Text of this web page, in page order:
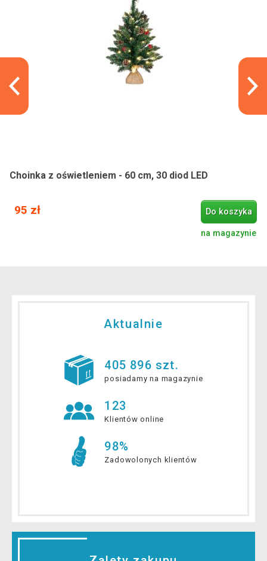
Choinka z oświetleniem - 60 cm, 30 diod LED
95 zł Do koszyka
na magazynie
Aktualnie
405 896 szt.
posiadamy na magazynie
123
Klientów online
98%
Zadowolonych klientów